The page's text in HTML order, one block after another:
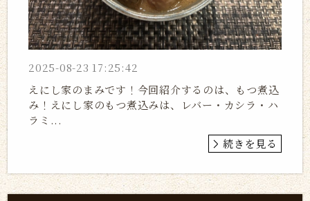
2025-08-23 17:25:42
えにし家のまみです！今回紹介するのは、もつ煮込
み！えにし家のもつ煮込みは、レバー・カシラ・ハ
ラミ...
続きを見る